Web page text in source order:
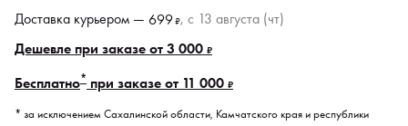
Доставка курьером — 699₽, c 13 августа (чт)
Дешевле при заказе от 3 000 ₽
Бесплатно* при заказе от 11 000 ₽
* за исключением Сахалинской области, Камчатского края и республики